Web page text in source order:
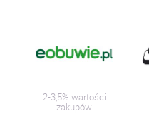
2-3,5% wartości
zakupów